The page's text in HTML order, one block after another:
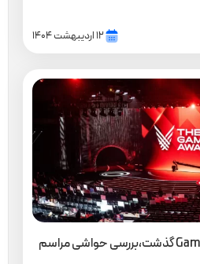
۱۲ اردیبهشت ۱۴۰۴